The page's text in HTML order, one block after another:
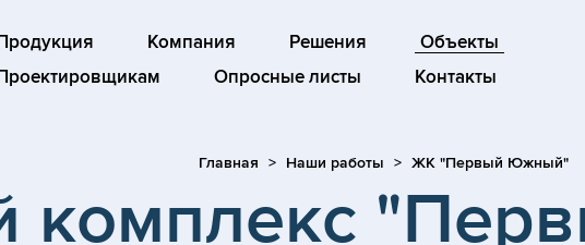
Компания Решения
Объекты
Опросные листы Контакты
Главная Наши работы ЖК "Первый Южный"
комплекс